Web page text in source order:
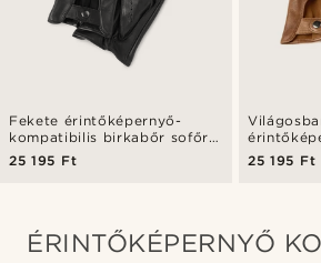
Fekete érintőképernyő-
kompatibilis birkabőr sofőr
kesztyű
25 195 Ft
birkabőr
25 195 Ft
ÉRINTŐKÉPERNYŐ